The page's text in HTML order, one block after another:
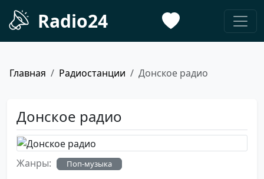
Radio24
Главная Радиостанции Донское радио
Донское радио
Жанры: Поп-музыка